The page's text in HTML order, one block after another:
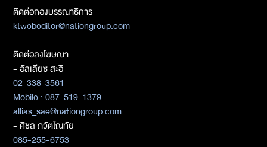
ติดต่อกองบรรณาธิการ
ktwebeditor@nationgroup.com
ติดต่อลงโฆษณา
- อัลเลียซ สะอิ
02-338-3561
Mobile : 087-519-1379
allias_sae@nationgroup.com
- ศิชล ภวัตโณทัย
085-255-6753